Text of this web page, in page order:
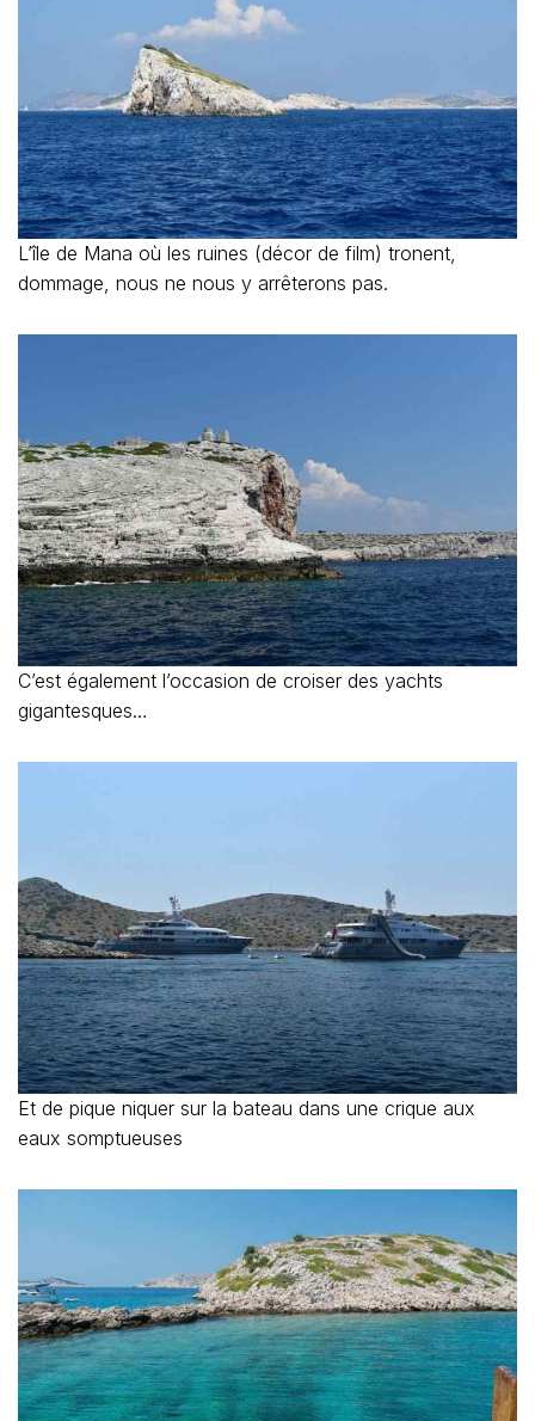
L’île de Mana où les ruines (décor de film) tronent,
dommage, nous ne nous y arrêterons pas.
C’est également l’occasion de croiser des yachts
gigantesques…
Et de pique niquer sur la bateau dans une crique aux
eaux somptueuses